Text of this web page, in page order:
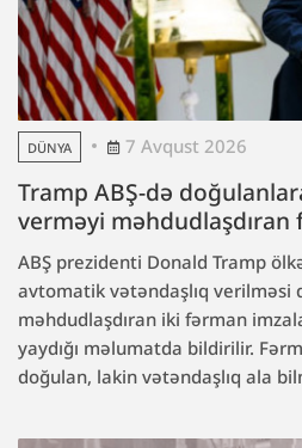
DÜNYA 7 Avqust 2026
Tramp ABŞ-də
verməyi məhdudlaşdıran
ABŞ prezidenti Donald Tramp
avtomatik vətəndaşlıq verilməsi
məhdudlaşdıran iki fərman
yaydığı məlumatda bildirilir.
doğulan, lakin vətəndaşlıq ala